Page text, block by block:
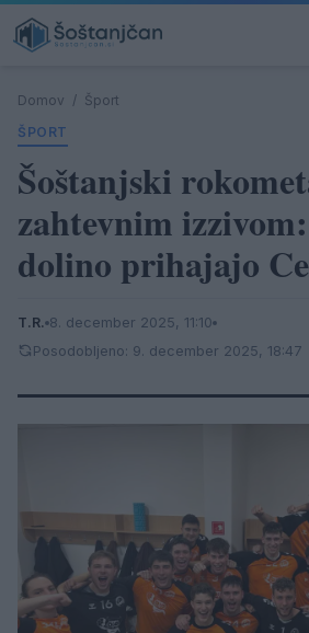
Domov / Šport
ŠPORT
Šoštanjski
zahtevnim
dolino prihajajo
T.R. 8. december 2025, 11:10
Posodobljeno: 9. december 2025, 18:47